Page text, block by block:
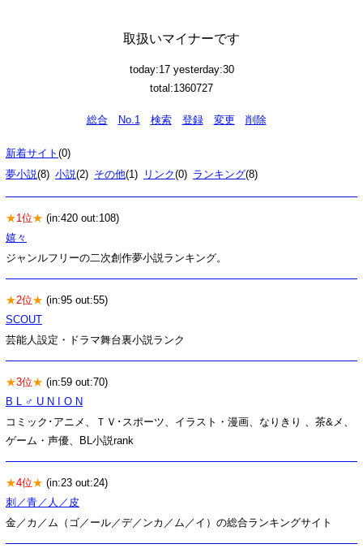
取扱いマイナーです
today:17 yesterday:30
total:1360727
総合 No.1 検索 登録 変更 削除
新着サイト (0)
夢小説(8) 小説(2) その他(1) リンク(0) ランキング(8)
★1位★ (in:420 out:108)
嬉々
ジャンルフリーの二次創作夢小説ランキング。
★2位★ (in:95 out:55)
SCOUT
芸能人設定・ドラマ舞台裏小説ランク
★3位★ (in:59 out:70)
B L ♂ U N I O N
コミック･アニメ、ＴＶ･スポーツ、イラスト・漫画、なりきり 、茶&メ、
ゲーム・声優、BL小説rank
★4位★ (in:23 out:24)
刺／青／人／皮
金／カ／ム（ゴ／ール／デ／ンカ／ム／イ）の総合ランキングサイト